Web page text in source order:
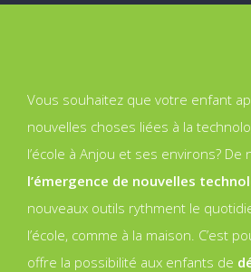
Vous souhaitez que votre enfant
nouvelles choses liées à la
l’école à Anjou et ses environs? De
l’émergence de nouvelles
nouveaux outils rythment le
l’école, comme à la maison. C’est
offre la possibilité aux enfants de